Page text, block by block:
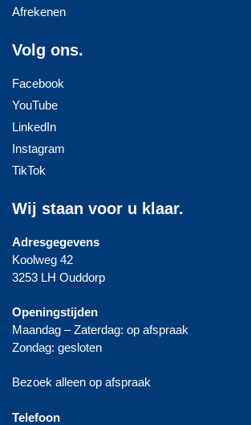
Afrekenen
Volg ons.
Facebook
YouTube
LinkedIn
Instagram
TikTok
Wij staan voor u klaar.
Adresgegevens
Koolweg 42
3253 LH Ouddorp
Openingstijden
Maandag – Zaterdag: op afspraak
Zondag: gesloten
Bezoek alleen op afspraak
Telefoon